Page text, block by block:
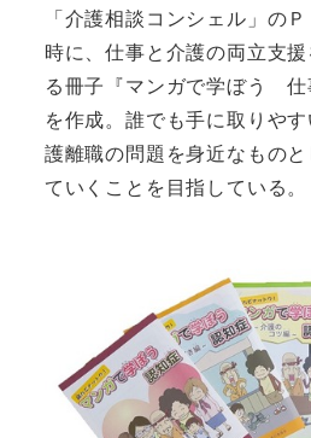
「介護相談コンシェル」の
時に、仕事と介護の両立支
る冊子『マンガで学ぼう 仕
を作成。誰でも手に取りや
護離職の問題を身近なもの
ていくことを目指している。